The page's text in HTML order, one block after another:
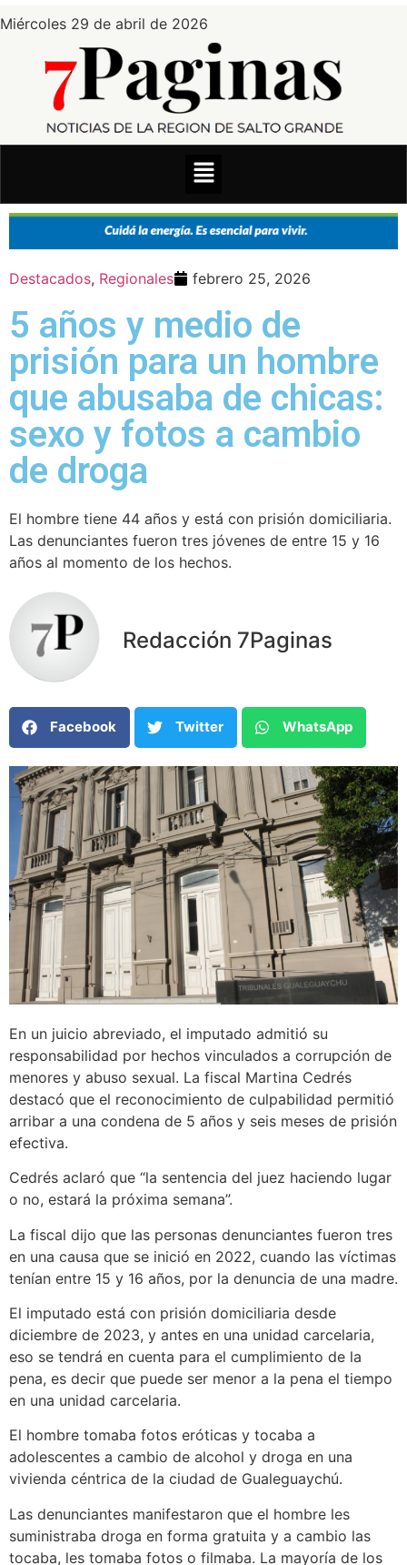
Miércoles 29 de abril de 2026
Destacados, Regionales febrero 25, 2026
5 años y medio de
prisión para un hombre
que abusaba de chicas:
sexo y fotos a cambio
de droga
El hombre tiene 44 años y está con prisión domiciliaria.
Las denunciantes fueron tres jóvenes de entre 15 y 16
años al momento de los hechos.
Redacción 7Paginas
Facebook Twitter WhatsApp
En un juicio abreviado, el imputado admitió su
responsabilidad por hechos vinculados a corrupción de
menores y abuso sexual. La fiscal Martina Cedrés
destacó que el reconocimiento de culpabilidad permitió
arribar a una condena de 5 años y seis meses de prisión
efectiva.
Cedrés aclaró que “la sentencia del juez haciendo lugar
o no, estará la próxima semana”.
La fiscal dijo que las personas denunciantes fueron tres
en una causa que se inició en 2022, cuando las víctimas
tenían entre 15 y 16 años, por la denuncia de una madre.
El imputado está con prisión domiciliaria desde
diciembre de 2023, y antes en una unidad carcelaria,
eso se tendrá en cuenta para el cumplimiento de la
pena, es decir que puede ser menor a la pena el tiempo
en una unidad carcelaria.
El hombre tomaba fotos eróticas y tocaba a
adolescentes a cambio de alcohol y droga en una
vivienda céntrica de la ciudad de Gualeguaychú.
Las denunciantes manifestaron que el hombre les
suministraba droga en forma gratuita y a cambio las
tocaba, les tomaba fotos o filmaba. La mayoría de los